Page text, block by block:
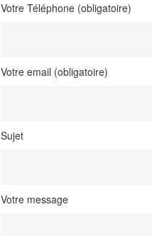
Votre Téléphone (obligatoire)
Votre email (obligatoire)
Sujet
Votre message